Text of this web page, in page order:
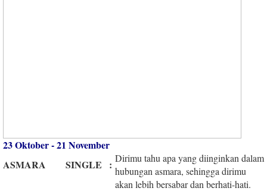
23 Oktober - 21 November
ASMARA
SINGLE : Dirimu tahu apa yang diinginkan dalam
hubungan asmara, sehingga dirimu
akan lebih bersabar dan berhati-hati.